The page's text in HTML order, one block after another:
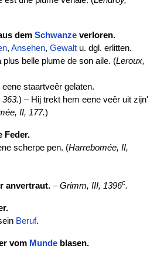
dem Schwanzeverloren.
, Ansehen, Gewaltu. dgl. erlitten.
plus belle plume de son aile. (Leroux,
eene staartveêr gelaten.
363.) – Hij trekt hem eene veêr uit zijn'
II, 177.)
Feder.
scherpe pen. (Harrebomée, II,
anvertraut.–Grimm, III, 1396c.
Beruf.
vom Mundeblasen.